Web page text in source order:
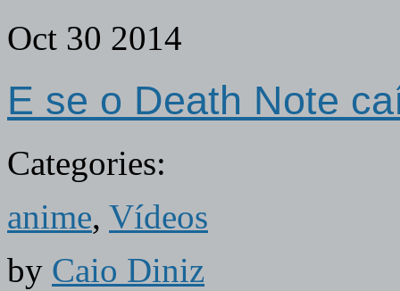
Oct 30 2014
E se o Death Note
Categories:
anime, Vídeos
by Caio Diniz